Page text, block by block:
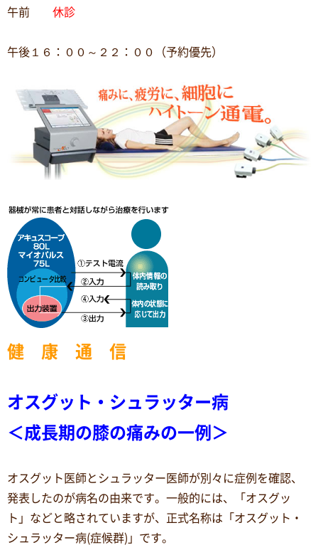
午前 休診
午後１６：００～２２：００（予約優先）
健 康 通 信
オスグット・シュラッター病
＜成長期の膝の痛みの一例＞
オスグット医師とシュラッター医師が別々に症例を確認、
発表したのが病名の由来です。一般的には、「オスグッ
ト」などと略されていますが、正式名称は「オスグット・
シュラッター病(症候群)」です。